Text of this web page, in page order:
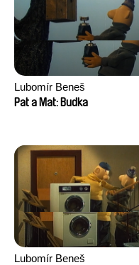
Lubomír Beneš
Pat a Mat: Budka
Lubomír Beneš